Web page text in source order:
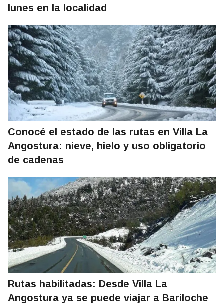
lunes en la localidad
Conocé el estado de las rutas en Villa La
Angostura: nieve, hielo y uso obligatorio
de cadenas
Rutas habilitadas: Desde Villa La
Angostura ya se puede viajar a Bariloche